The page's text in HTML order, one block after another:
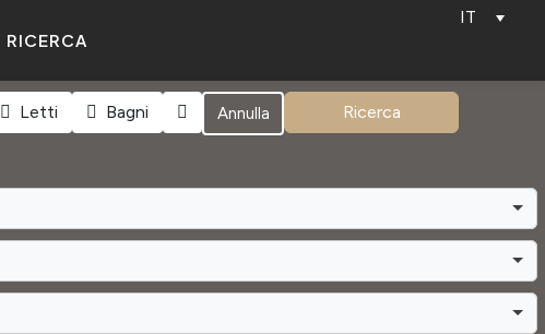
RICERCA
IT
Letti Bagni Annulla Ricerca